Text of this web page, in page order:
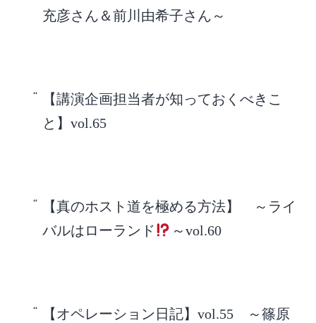
充彦さん＆前川由希子さん～
【講演企画担当者が知っておくべきこ
と】vol.65
【真のホスト道を極める方法】 ～ライ
バルはローランド
～vol.60
【オペレーション日記】vol.55 ～篠原